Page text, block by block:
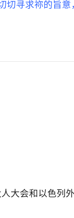
切寻求祢的旨意
大会和以色列